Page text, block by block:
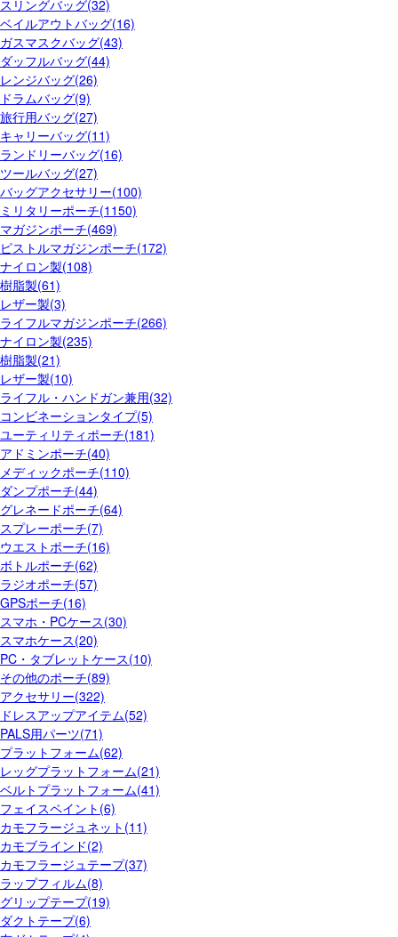
スリングバッグ(32)
ベイルアウトバッグ(16)
ガスマスクバッグ(43)
ダッフルバッグ(44)
レンジバッグ(26)
ドラムバッグ(9)
旅行用バッグ(27)
キャリーバッグ(11)
ランドリーバッグ(16)
ツールバッグ(27)
バッグアクセサリー(100)
ミリタリーポーチ(1150)
マガジンポーチ(469)
ピストルマガジンポーチ(172)
ナイロン製(108)
樹脂製(61)
レザー製(3)
ライフルマガジンポーチ(266)
ナイロン製(235)
樹脂製(21)
レザー製(10)
ライフル・ハンドガン兼用(32)
コンビネーションタイプ(5)
ユーティリティポーチ(181)
アドミンポーチ(40)
メディックポーチ(110)
ダンプポーチ(44)
グレネードポーチ(64)
スプレーポーチ(7)
ウエストポーチ(16)
ボトルポーチ(62)
ラジオポーチ(57)
GPSポーチ(16)
スマホ・PCケース(30)
スマホケース(20)
PC・タブレットケース(10)
その他のポーチ(89)
アクセサリー(322)
ドレスアップアイテム(52)
PALS用パーツ(71)
プラットフォーム(62)
レッグプラットフォーム(21)
ベルトプラットフォーム(41)
フェイスペイント(6)
カモフラージュネット(11)
カモブラインド(2)
カモフラージュテープ(37)
ラップフィルム(8)
グリップテープ(19)
ダクトテープ(6)